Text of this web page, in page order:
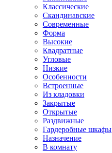
Классические
Скандинавские
Современные
Форма
Высокие
Квадратные
Угловые
Низкие
Особенности
Встроенные
Из кладовки
Закрытые
Открытые
Раздвижные
Гардеробные шкафы
Назначение
В комнату